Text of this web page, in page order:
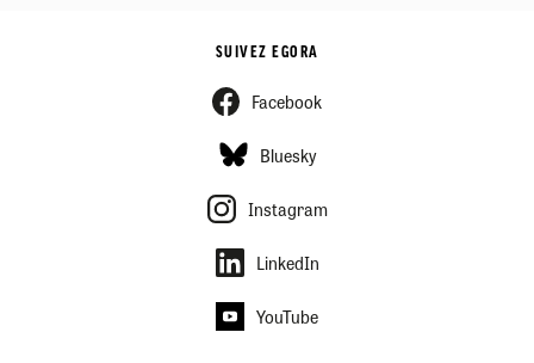
SUIVEZ EGORA
Facebook
Bluesky
Instagram
LinkedIn
YouTube